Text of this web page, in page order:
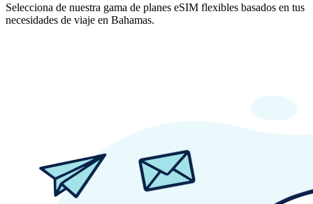
Selecciona de nuestra gama de planes eSIM flexibles basados en tus
necesidades de viaje en Bahamas.